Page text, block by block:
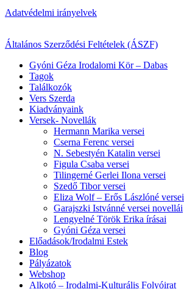
Adatvédelmi irányelvek
Általános Szerződési Feltételek (ÁSZF)
Gyóni Géza Irodalomi Kör – Dabas
Tagok
Találkozók
Vers Szerda
Kiadványaink
Versek- Novellák
Hermann Marika versei
Cserna Ferenc versei
N. Sebestyén Katalin versei
Figula Csaba versei
Tilingerné Gerlei Ilona versei
Szedő Tibor versei
Eliza Wolf – Erős Lászlóné versei
Garajszki Istvánné versei novellái
Lengyelné Török Erika írásai
Gyóni Géza versei
Előadások/Irodalmi Estek
Blog
Pályázatok
Webshop
Alkotó – Irodalmi-Kulturális Folyóirat